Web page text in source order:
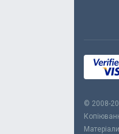
© 2008-